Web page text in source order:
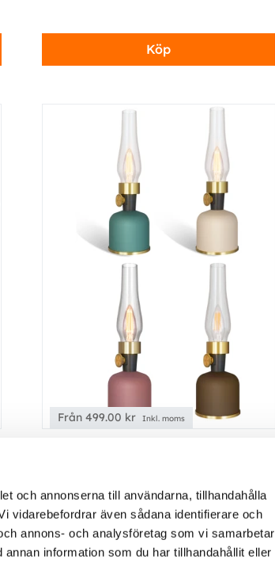
och annonserna till användarna, tillhandahålla
vidarebefordrar även sådana identifierare och
annons- och analysföretag som vi samarbetar
information som du har tillhandahållit eller
Köp
Från 499.00 kr Inkl. moms
Calex Lavinio bordslampa. Finns i
fyra färger, dimbar, 8 timmars
belysning - batteri laddas med USB